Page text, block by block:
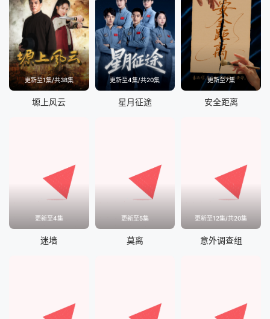
更新至1集/共38集
塬上风云
更新至4集/共20集
星月征途
更新至7集
安全距离
更新至4集
迷墙
更新至5集
莫离
更新至12集/共20集
意外调查组